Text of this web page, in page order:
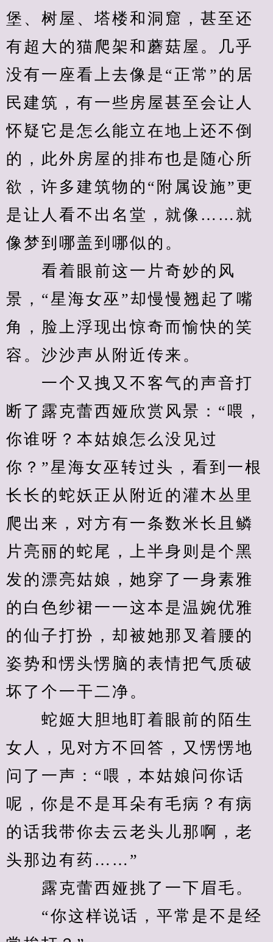
堡、树屋、塔楼和洞窟，甚至还
有超大的猫爬架和蘑菇屋。几乎
没有一座看上去像是“正常”的居
民建筑，有一些房屋甚至会让人
怀疑它是怎么能立在地上还不倒
的，此外房屋的排布也是随心所
欲，许多建筑物的“附属设施”更
是让人看不出名堂，就像……就
像梦到哪盖到哪似的。
看着眼前这一片奇妙的风
景，“星海女巫”却慢慢翘起了嘴
角，脸上浮现出惊奇而愉快的笑
容。沙沙声从附近传来。
一个又拽又不客气的声音打
断了露克蕾西娅欣赏风景：“喂，
你谁呀？本姑娘怎么没见过
你？”星海女巫转过头，看到一根
长长的蛇妖正从附近的灌木丛里
爬出来，对方有一条数米长且鳞
片亮丽的蛇尾，上半身则是个黑
发的漂亮姑娘，她穿了一身素雅
的白色纱裙一一这本是温婉优雅
的仙子打扮，却被她那叉着腰的
姿势和愣头愣脑的表情把气质破
坏了个一干二净。
蛇姬大胆地盯着眼前的陌生
女人，见对方不回答，又愣愣地
问了一声：“喂，本姑娘问你话
呢，你是不是耳朵有毛病？有病
的话我带你去云老头儿那啊，老
头那边有药……”
露克蕾西娅挑了一下眉毛。
“你这样说话，平常是不是经